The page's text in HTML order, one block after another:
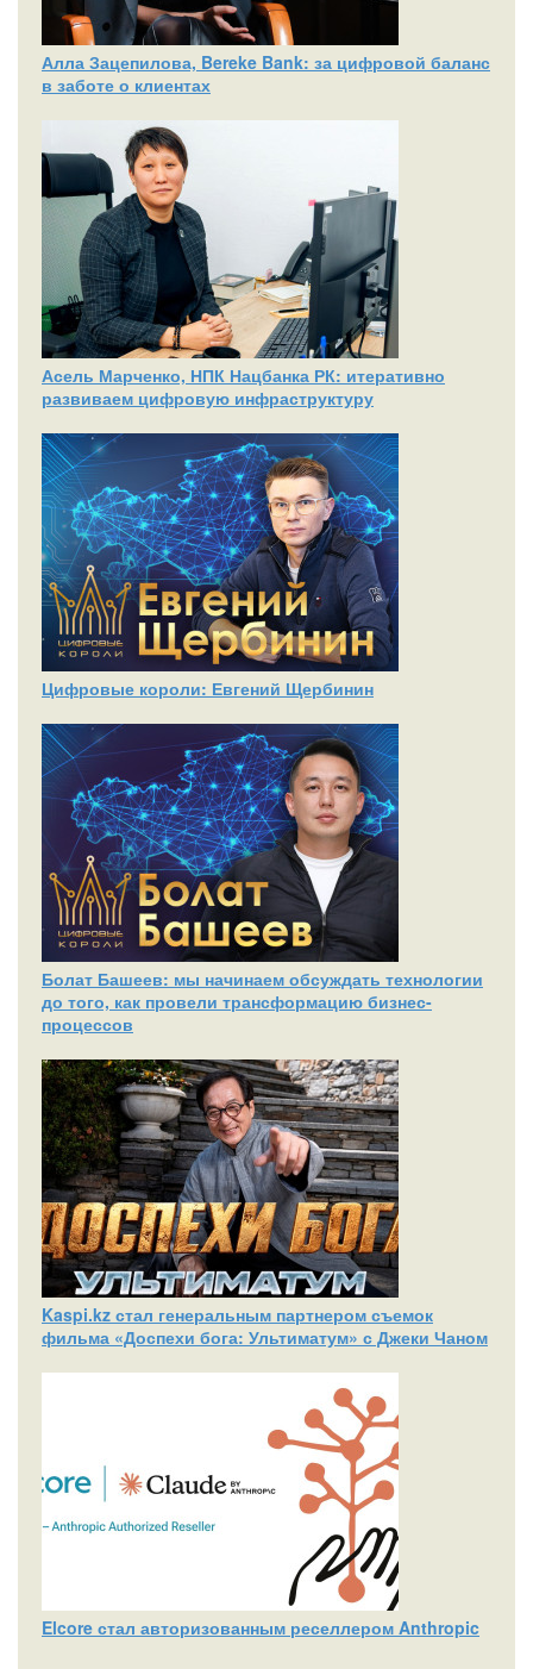
Алла Зацепилова, Bereke Bank: за цифровой баланс
в заботе о клиентах
Асель Марченко, НПК Нацбанка РК: итеративно
развиваем цифровую инфраструктуру
Цифровые короли: Евгений Щербинин
Болат Башеев: мы начинаем обсуждать технологии
до того, как провели трансформацию бизнес-
процессов
Kaspi.kz стал генеральным партнером съемок
фильма «Доспехи бога: Ультиматум» с Джеки Чаном
Elcore стал авторизованным реселлером Anthropic